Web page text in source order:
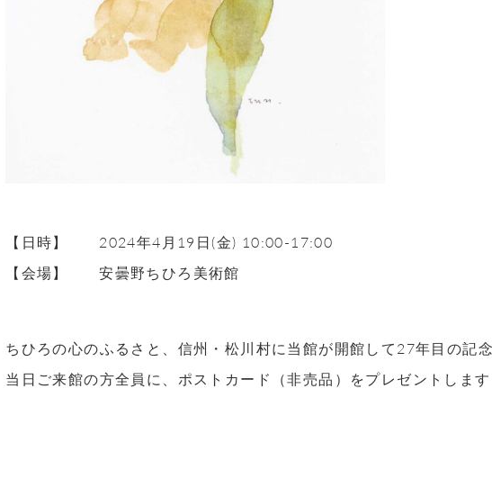
【日時】
2024年4月19日(金) 10:00-17:00
【会場】
安曇野ちひろ美術館
ちひろの心のふるさと、信州・松川村に当館が開館して27年目の記念
当日ご来館の方全員に、ポストカード（非売品）をプレゼントします